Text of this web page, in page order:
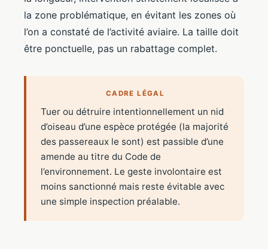
la zone problématique, en évitant les zones où
l’on a constaté de l’activité aviaire. La taille doit
être ponctuelle, pas un rabattage complet.
CADRE LÉGAL
Tuer ou détruire intentionnellement un nid
d’oiseau d’une espèce protégée (la majorité
des passereaux le sont) est passible d’une
amende au titre du Code de
l’environnement. Le geste involontaire est
moins sanctionné mais reste évitable avec
une simple inspection préalable.